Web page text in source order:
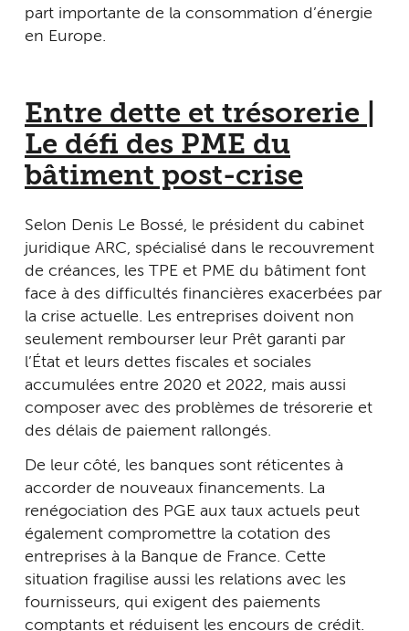
part importante de la consommation d’énergie
en Europe.
Entre dette et trésorerie |
Le défi des PME du
bâtiment post-crise
Selon Denis Le Bossé, le président du cabinet
juridique ARC, spécialisé dans le recouvrement
de créances, les TPE et PME du bâtiment font
face à des difficultés financières exacerbées par
la crise actuelle. Les entreprises doivent non
seulement rembourser leur Prêt garanti par
l’État et leurs dettes fiscales et sociales
accumulées entre 2020 et 2022, mais aussi
composer avec des problèmes de trésorerie et
des délais de paiement rallongés.
De leur côté, les banques sont réticentes à
accorder de nouveaux financements. La
renégociation des PGE aux taux actuels peut
également compromettre la cotation des
entreprises à la Banque de France. Cette
situation fragilise aussi les relations avec les
fournisseurs, qui exigent des paiements
comptants et réduisent les encours de crédit.